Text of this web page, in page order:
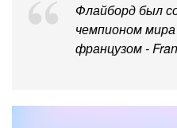
Флайборд был
чемпионом мира
французом -